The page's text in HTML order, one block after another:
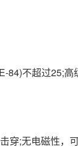
84)不超过25;
;无电磁性，